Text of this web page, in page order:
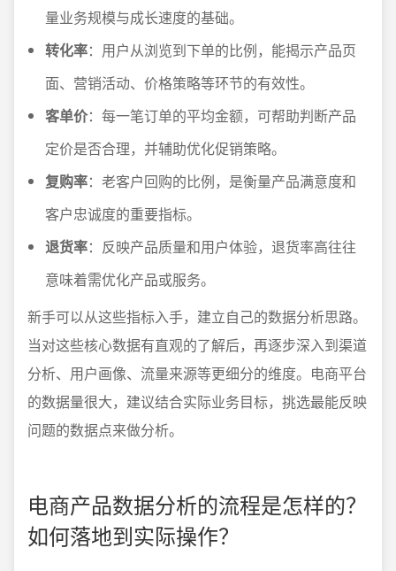
量业务规模与成长速度的基础。
转化率：用户从浏览到下单的比例，能揭示产品页
面、营销活动、价格策略等环节的有效性。
客单价：每一笔订单的平均金额，可帮助判断产品
定价是否合理，并辅助优化促销策略。
复购率：老客户回购的比例，是衡量产品满意度和
客户忠诚度的重要指标。
退货率：反映产品质量和用户体验，退货率高往往
意味着需优化产品或服务。
新手可以从这些指标入手，建立自己的数据分析思路。
当对这些核心数据有直观的了解后，再逐步深入到渠道
分析、用户画像、流量来源等更细分的维度。电商平台
的数据量很大，建议结合实际业务目标，挑选最能反映
问题的数据点来做分析。
电商产品数据分析的流程是怎样的？
如何落地到实际操作？